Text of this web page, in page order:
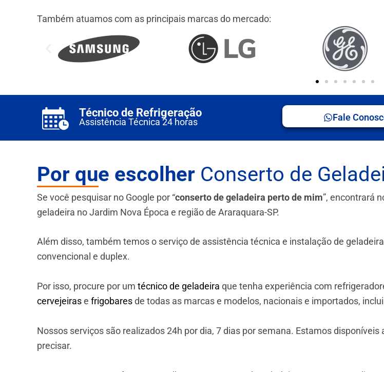
Também atuamos com as principais marcas do mercado:
Técnico de Refrigeração
Assistência Técnica 24 horas Fale
Por que escolher Conserto de
Se você pesquisar no Google por “conserto de geladeira perto de mim”, encontrará
geladeira no Jardim Nova Época e região de Araraquara-SP.
Além disso, também temos o serviço de assistência técnica e instalação de
convencional e duplex.
Por isso, procure por um técnico de geladeira que tenha experiência com
cervejeirase frigobaresde todas as marcas e modelos, nacionais e importados,
Nossos serviços são realizados 24h por dia, 7 dias por semana. Estamos
precisar.